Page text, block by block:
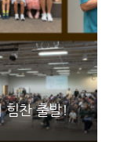
힘찬 출발!